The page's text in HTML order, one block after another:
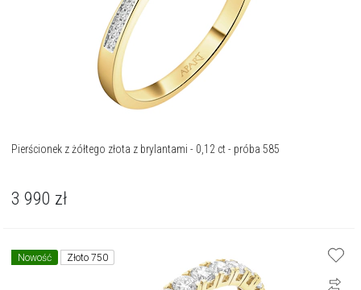
Pierścionek z żółtego złota z brylantami - 0,12 ct - próba 585
3 990 zł
Nowość Złoto 750